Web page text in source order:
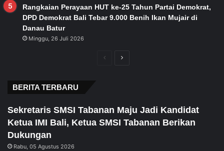
Rangkaian Perayaan HUT ke-25 Tahun Partai Demokrat,
DPD Demokrat Bali Tebar 9.000 Benih Ikan Mujair di
Danau Batur
Minggu, 26 Juli 2026
PreviousNext
BERITA TERBARU
Sekretaris SMSI Tabanan Maju Jadi Kandidat
Ketua IMI Bali, Ketua SMSI Tabanan Berikan
Dukungan
Rabu, 05 Agustus 2026